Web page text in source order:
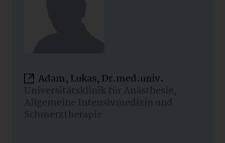
Adam, Lukas, Dr.med.univ.
Universitätsklinik für Anästhesie,
Allgemeine Intensivmedizin und
Schmerztherapie